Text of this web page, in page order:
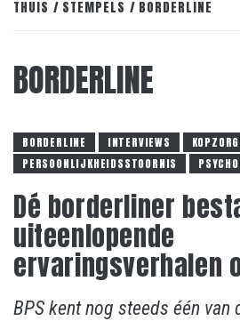
THUIS STEMPELS BORDERLINE
BORDERLINE
BORDERLINE INTERVIEWS
PERSOONLIJKHEIDSSTOORNIS
Dé borderliner
uiteenlopende
ervaringsverhalen
BPS kent nog steeds één van